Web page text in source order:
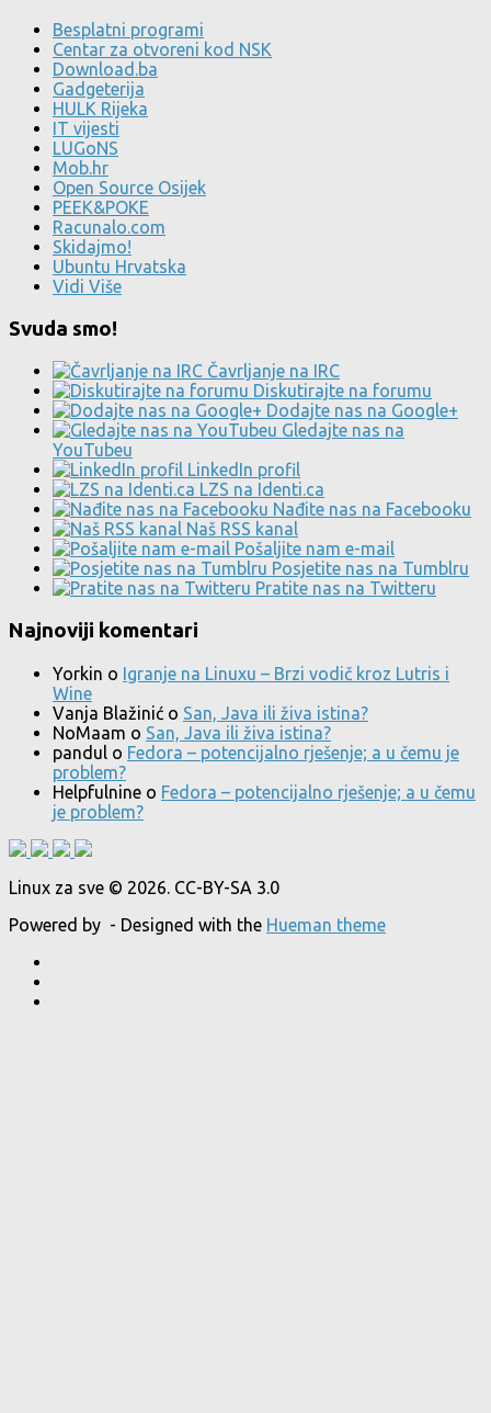
Besplatni programi
Centar za otvoreni kod NSK
Download.ba
Gadgeterija
HULK Rijeka
IT vijesti
LUGoNS
Mob.hr
Open Source Osijek
PEEK&POKE
Racunalo.com
Skidajmo!
Ubuntu Hrvatska
Vidi Više
Svuda smo!
Čavrljanje na IRC
Diskutirajte na forumu
Dodajte nas na Google+
Gledajte nas na
YouTubeu
LinkedIn profil
LZS na Identi.ca
Nađite nas na Facebooku
Naš RSS kanal
Pošaljite nam e-mail
Posjetite nas na Tumblru
Pratite nas na Twitteru
Najnoviji komentari
Yorkin o Igranje na Linuxu – Brzi vodič kroz Lutris i
Wine
Vanja Blažinić o San, Java ili živa istina?
NoMaam o San, Java ili živa istina?
pandul o Fedora – potencijalno rješenje; a u čemu je
problem?
Helpfulnine o Fedora – potencijalno rješenje; a u čemu
je problem?
Linux za sve © 2026. CC-BY-SA 3.0
Powered by - Designed with the Hueman theme